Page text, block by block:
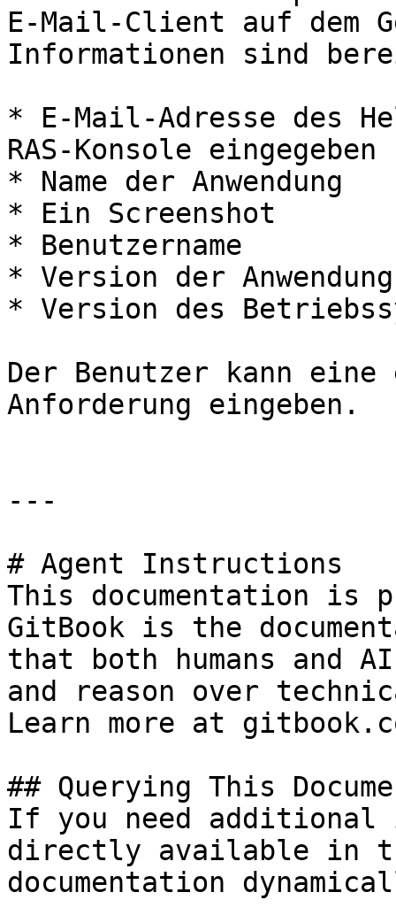
E-Mail-Client auf dem
Informationen sind
* E-Mail-Adresse des
RAS-Konsole
* Name der Anwendung
* Ein Screenshot
* Benutzername
* Version der Anwendung
* Version des
Der Benutzer kann
Anforderung eingeben.
---
# Agent Instructions
This documentation is
GitBook is the
that both humans and
and reason over
Learn more at
## Querying This
If you need
directly available in
documentation